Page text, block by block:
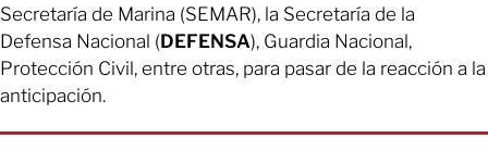
Secretaría de Marina (SEMAR), la Secretaría de la
Defensa Nacional (DEFENSA), Guardia Nacional,
Protección Civil, entre otras, para pasar de la reacción a la
anticipación.